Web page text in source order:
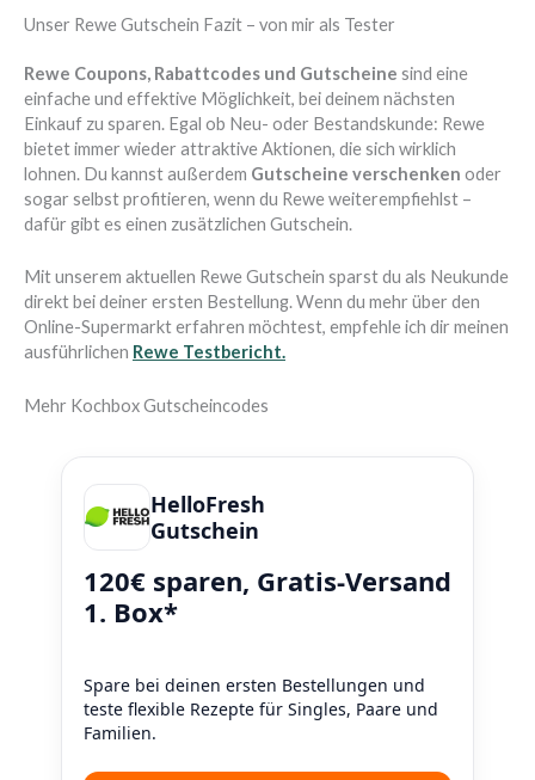
Unser Rewe Gutschein Fazit – von mir als Tester
Rewe Coupons, Rabattcodes und Gutscheine sind eine
einfache und effektive Möglichkeit, bei deinem nächsten
Einkauf zu sparen. Egal ob Neu- oder Bestandskunde: Rewe
bietet immer wieder attraktive Aktionen, die sich wirklich
lohnen. Du kannst außerdem Gutscheine verschenken oder
sogar selbst profitieren, wenn du Rewe weiterempfiehlst –
dafür gibt es einen zusätzlichen Gutschein.
Mit unserem aktuellen Rewe Gutschein sparst du als Neukunde
direkt bei deiner ersten Bestellung. Wenn du mehr über den
Online-Supermarkt erfahren möchtest, empfehle ich dir meinen
ausführlichen Rewe Testbericht.
Mehr Kochbox Gutscheincodes
HelloFresh
Gutschein
120€ sparen, Gratis-Versand
1. Box*
Spare bei deinen ersten Bestellungen und
teste flexible Rezepte für Singles, Paare und
Familien.